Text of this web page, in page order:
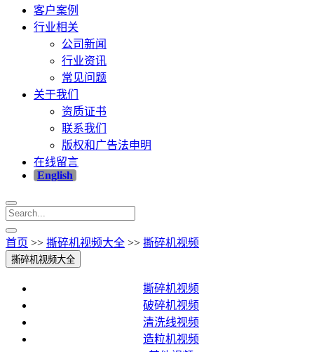
客户案例
行业相关
公司新闻
行业资讯
常见问题
关于我们
资质证书
联系我们
版权和广告法申明
在线留言
English
首页 >> 撕碎机视频大全 >> 撕碎机视频
撕碎机视频大全
撕碎机视频
破碎机视频
清洗线视频
造粒机视频